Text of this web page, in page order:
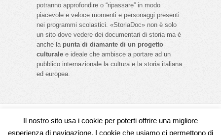
potranno approfondire o “ripassare” in modo
piacevole e veloce momenti e personaggi presenti
nei programmi scolastici. «StoriaDoc» non è solo
un sito dove vedere dei documentari di storia ma è
anche la punta di diamante di un progetto
culturale e ideale che ambisce a portare ad un
pubblico internazionale la cultura e la storia italiana
ed europea.
Seguici su
Il nostro sito usa i cookie per poterti offrire una migliore
esperienza di navigazione. I cookie che usiamo ci permettono di